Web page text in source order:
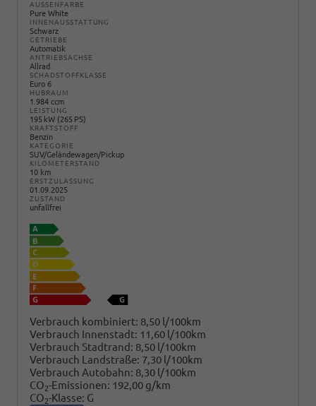
AUSSENFARBE
Pure White
INNENAUSSTATTUNG
Schwarz
GETRIEBE
Automatik
ANTRIEBSACHSE
Allrad
SCHADSTOFFKLASSE
Euro 6
HUBRAUM
1.984 ccm
LEISTUNG
195 kW (265 PS)
KRAFTSTOFF
Benzin
KATEGORIE
SUV/Geländewagen/Pickup
KILOMETERSTAND
10 km
ERSTZULASSUNG
01.09.2025
ZUSTAND
unfallfrei
Verbrauch kombiniert: 8,50 l/100km
Verbrauch Innenstadt: 11,60 l/100km
Verbrauch Stadtrand: 8,50 l/100km
Verbrauch Landstraße: 7,30 l/100km
Verbrauch Autobahn: 8,30 l/100km
CO2-Emissionen: 192,00 g/km
CO2-Klasse: G